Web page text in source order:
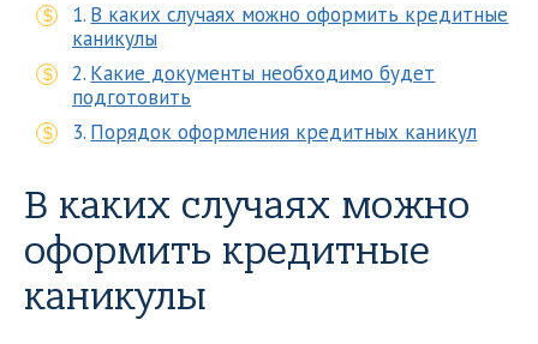
В каких случаях можно оформить кредитные
каникулы
Какие документы необходимо будет
подготовить
Порядок оформления кредитных каникул
В каких случаях можно
оформить кредитные
каникулы